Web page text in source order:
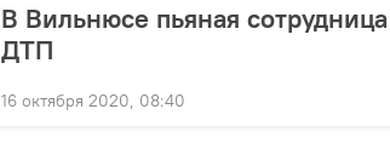
В Вильнюсе пьяная
ДТП
16 октября 2020, 08:40